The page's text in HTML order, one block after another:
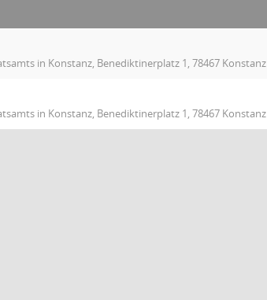
in Konstanz, Benediktinerplatz 1, 78467 Konstanz
in Konstanz, Benediktinerplatz 1, 78467 Konstanz